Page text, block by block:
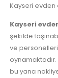
Kayseri evden
Kayseri
şekilde
ve
oynamaktadır.
bu yana